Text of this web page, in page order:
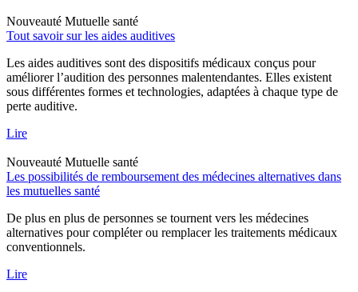
Nouveauté Mutuelle santé
Tout savoir sur les aides auditives
Les aides auditives sont des dispositifs médicaux conçus pour
améliorer l’audition des personnes malentendantes. Elles existent
sous différentes formes et technologies, adaptées à chaque type de
perte auditive.
Lire
Nouveauté Mutuelle santé
Les possibilités de remboursement des médecines alternatives dans
les mutuelles santé
De plus en plus de personnes se tournent vers les médecines
alternatives pour compléter ou remplacer les traitements médicaux
conventionnels.
Lire